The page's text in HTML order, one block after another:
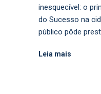
inesquecível: o
do Sucesso na
público pôde
Leia mais